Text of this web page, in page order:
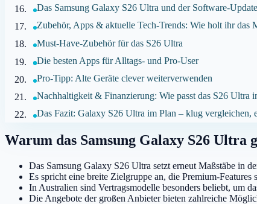
Das Samsung Galaxy S26 Ultra und der Software-
Zubehör, Apps & aktuelle Tech-Trends: Wie holt ihr das
Must-Have-Zubehör für das S26 Ultra
Die besten Apps für Alltags- und Pro-User
Pro-Tipp: Alte Geräte clever weiterverwenden
Nachhaltigkeit & Finanzierung: Wie passt das S26 Ultra
Das Fazit: Galaxy S26 Ultra im Plan – klug vergleichen,
Warum das Samsung Galaxy S26 Ultra
Das Samsung Galaxy S26 Ultra setzt erneut Maßstäbe in
Es spricht eine breite Zielgruppe an, die Premium-Features
In Australien sind Vertragsmodelle besonders beliebt, um
Die Angebote der großen Anbieter bieten zahlreiche